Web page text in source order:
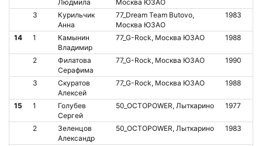
Людмила
Москва ЮЗАО
3
Курильчик
Анна
77_Dream Team Butovo,
Москва ЮЗАО
1983
14 1
Камынин
Владимир
77_G-Rock, Москва ЮЗАО 1988
2
Филатова
Серафима
77_G-Rock, Москва ЮЗАО 1990
3
Скуратов
Алексей
77_G-Rock, Москва ЮЗАО 1988
15 1
Голубев
Сергей
50_OCTOPOWER, Лыткарино 1977
2
Зеленцов
Александр
50_OCTOPOWER, Лыткарино 1983